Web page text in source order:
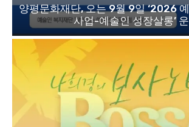
양평문화재단, 오는 9월 9일 ‘2026
사업-예술인 성장살롱’